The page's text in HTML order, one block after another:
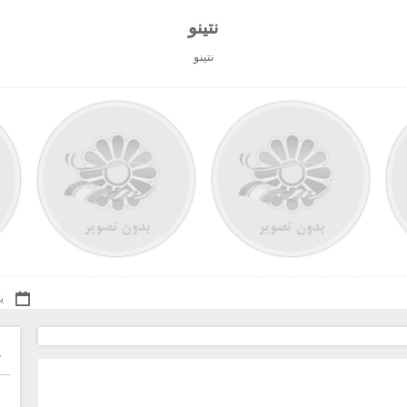
نتينو
نتينو